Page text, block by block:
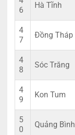
6
Hà Tĩnh
4
7
Đồng Tháp
4
8
Sóc Trăng
4
9
Kon Tum
5
0
Quảng Bình